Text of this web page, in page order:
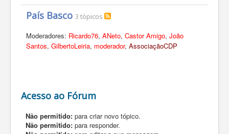
País Basco 3 tópicos
Moderadores: Ricardo76, ANeto, Castor Amigo, João
Santos, GilbertoLeiria, moderador, AssociaçãoCDP
Acesso ao Fórum
Não permitido: para criar novo tópico.
Não permitido: para responder.